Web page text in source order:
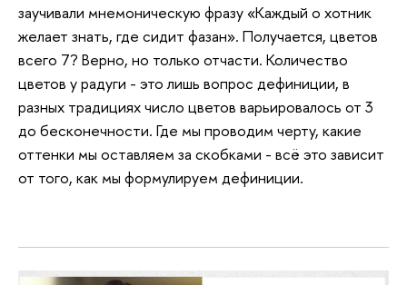
заучивали мнемоническую фразу «Каждый о хотник
желает знать, где сидит фазан». Получается, цветов
всего 7? Верно, но только отчасти. Количество
цветов у радуги - это лишь вопрос дефиниции, в
разных традициях число цветов варьировалось от 3
до бесконечности. Где мы проводим черту, какие
оттенки мы оставляем за скобками - всё это зависит
от того, как мы формулируем дефиниции.